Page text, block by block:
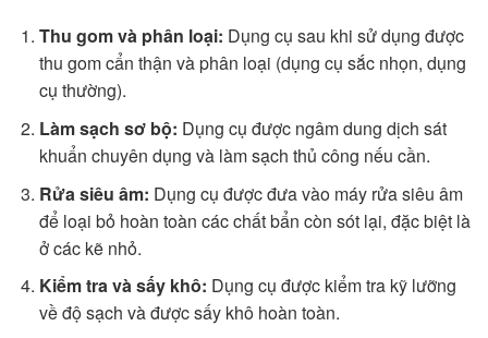
Thu gom và phân loại: Dụng cụ sau khi sử dụng được
thu gom cẩn thận và phân loại (dụng cụ sắc nhọn, dụng
cụ thường).
Làm sạch sơ bộ: Dụng cụ được ngâm dung dịch sát
khuẩn chuyên dụng và làm sạch thủ công nếu cần.
Rửa siêu âm: Dụng cụ được đưa vào máy rửa siêu âm
để loại bỏ hoàn toàn các chất bẩn còn sót lại, đặc biệt là
ở các kẽ nhỏ.
Kiểm tra và sấy khô: Dụng cụ được kiểm tra kỹ lưỡng
về độ sạch và được sấy khô hoàn toàn.